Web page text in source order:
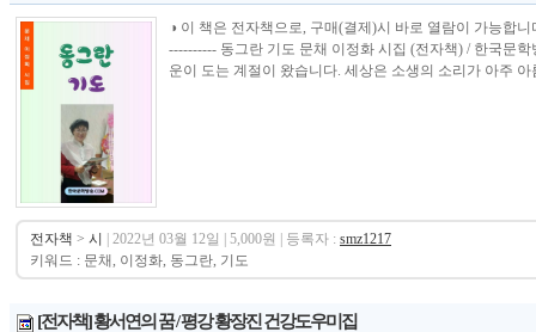
◑ 이 책은 전자책으로, 구매(결제)시 바로 열람이 가능합
---------- 동그란 기도 문채 이정화 시집 (전자책) / 한국문
운이 도는 계절이 왔습니다. 세상은 소생의 소리가 아주 아
전자책 > 시 | 2022년 03월 12일 | 5,000원 | 등록자 : smz1217
키워드 : 문채, 이정화, 동그란, 기도
[전자책] 황서연의 꿈 / 평강 황장진 건강도우미집